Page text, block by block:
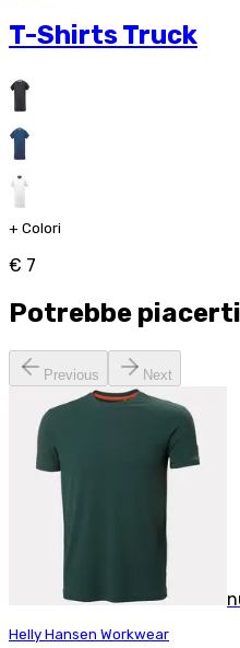
T-Shirts Truck
+ Colori
€ 7
Potrebbe
Previous Next
Helly Hansen Workwear